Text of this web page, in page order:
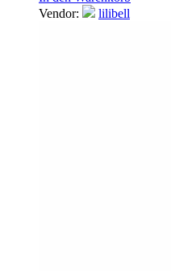
Vendor:
lilibell